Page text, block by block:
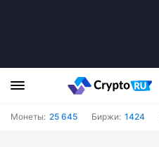
Монеты: 25 645 Биржи: 1424